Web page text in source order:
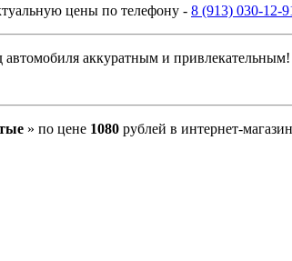
цены по телефону - 8 (913) 030-12-
автомобиля аккуратным и привлекательным!
» по цене 1080 рублей в интернет-